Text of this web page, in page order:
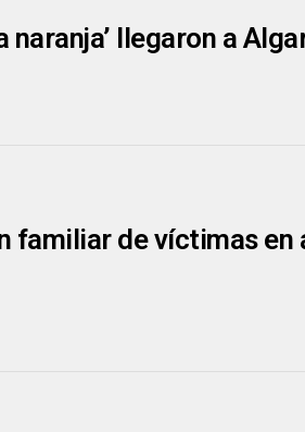
naranja’ llegaron a
familiar de víctimas en